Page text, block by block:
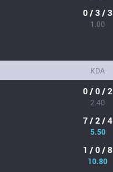
0 / 3 / 3
1.00
KDA
0 / 0 / 2
2.40
7 / 2 / 4
5.50
1 / 0 / 8
10.80